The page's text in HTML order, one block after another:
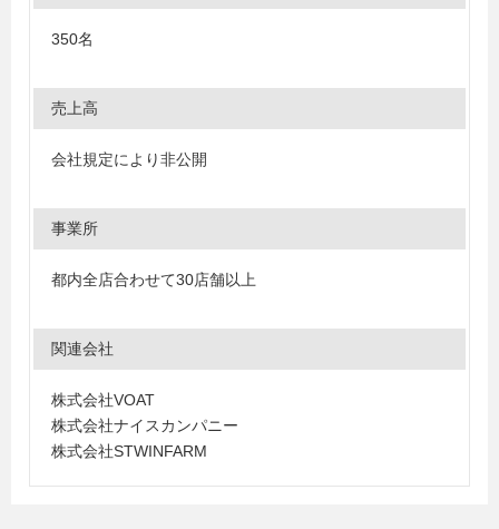
350名
売上高
会社規定により非公開
事業所
都内全店合わせて30店舗以上
関連会社
株式会社VOAT
株式会社ナイスカンパニー
株式会社STWINFARM